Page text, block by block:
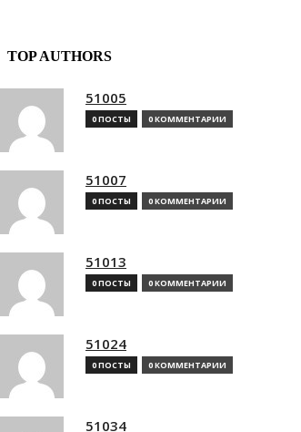
TOP AUTHORS
51005
0 ПОСТЫ 0 КОММЕНТАРИИ
51007
0 ПОСТЫ 0 КОММЕНТАРИИ
51013
0 ПОСТЫ 0 КОММЕНТАРИИ
51024
0 ПОСТЫ 0 КОММЕНТАРИИ
51034